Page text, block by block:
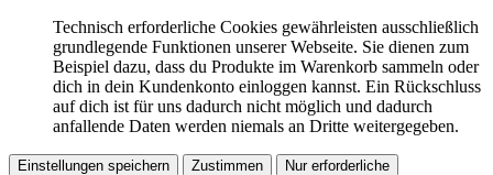
Technisch erforderliche Cookies gewährleisten ausschließlich
grundlegende Funktionen unserer Webseite. Sie dienen zum
Beispiel dazu, dass du Produkte im Warenkorb sammeln oder
dich in dein Kundenkonto einloggen kannst. Ein Rückschluss
auf dich ist für uns dadurch nicht möglich und dadurch
anfallende Daten werden niemals an Dritte weitergegeben.
Einstellungen speichern Zustimmen Nur erforderliche